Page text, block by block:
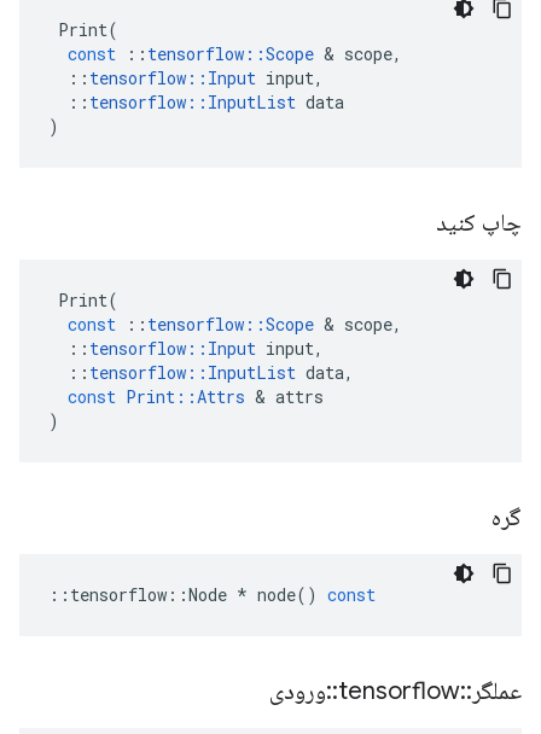
Print(
const
:: tensorflow ::Scope & scope,
:: tensorflow :: Input input,
:: tensorflow :: InputList data
)
چاپ کنید
Print(
const
:: tensorflow ::Scope & scope,
:: tensorflow :: Input input,
:: tensorflow :: InputList data,
const Print ::Attrs & attrs
)
گره
:: tensorflow ::Node * node() const
عملگر ::
tensorflow
::ورودی